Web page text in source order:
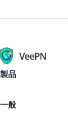
製品
VPN for macOS
一般